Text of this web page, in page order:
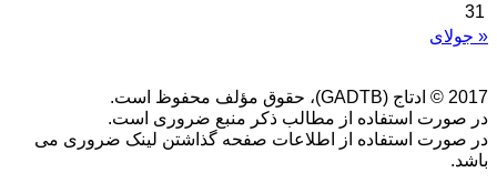
31
« جولای
2017 © ادتاج (GADTB)، حقوق مؤلف محفوظ است.
در صورت استفاده از مطالب ذکر منبع ضروری است.
در صورت استفاده از اطلاعات صفحه گذاشتن لینک ضروری می
باشد.